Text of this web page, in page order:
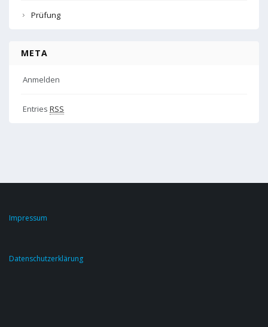
Prüfung
META
Anmelden
Entries RSS
Impressum
Datenschutzerklärung